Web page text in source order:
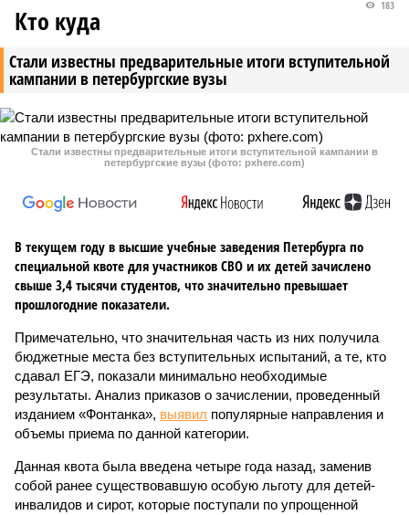
Стали известны предварительные итоги вступительной
кампании в петербургские вузы
183
Кто куда
Стали известны предварительные итоги вступительной кампании в
петербургские вузы (фото: pxhere.com)
В текущем году в высшие учебные заведения Петербурга по
специальной квоте для участников СВО и их детей зачислено
свыше 3,4 тысячи студентов, что значительно превышает
прошлогодние показатели.
Примечательно, что значительная часть из них получила
бюджетные места без вступительных испытаний, а те, кто
сдавал ЕГЭ, показали минимально необходимые
результаты. Анализ приказов о зачислении, проведенный
изданием «Фонтанка», выявил популярные направления и
объемы приема по данной категории.
Данная квота была введена четыре года назад, заменив
собой ранее существовавшую особую льготу для детей-
инвалидов и сирот, которые поступали по упрощенной